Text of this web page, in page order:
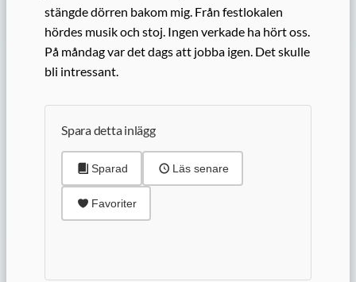
stängde dörren bakom mig. Från festlokalen
hördes musik och stoj. Ingen verkade ha hört oss.
På måndag var det dags att jobba igen. Det skulle
bli intressant.
Spara detta inlägg
Sparad Läs senare
Favoriter